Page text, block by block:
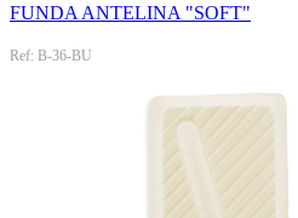
FUNDA ANTELINA "SOFT"
Ref: B-36-BU